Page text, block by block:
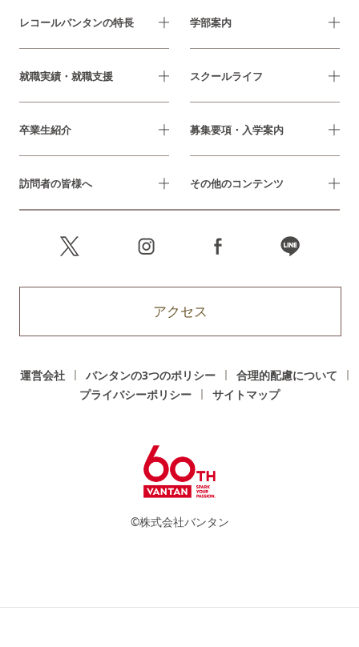
レコールバンタンの特長 学部案内
就職実績・就職支援 スクールライフ
卒業生紹介 募集要項・入学案内
訪問者の皆様へ その他のコンテンツ
アクセス
運営会社 バンタンの3つのポリシー
合理的配慮について
プライバシーポリシー
サイトマップ
©株式会社バンタン